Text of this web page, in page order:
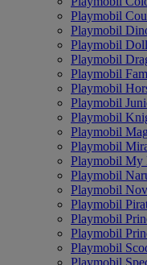
Playmobil
Playmobil
Playmobil
Playmobil
Playmobil
Playmobil
Playmobil
Playmobil
Playmobil
Playmobil
Playmobil My
Playmobil
Playmobil
Playmobil
Playmobil
Playmobil
Playmobil
Playmobil